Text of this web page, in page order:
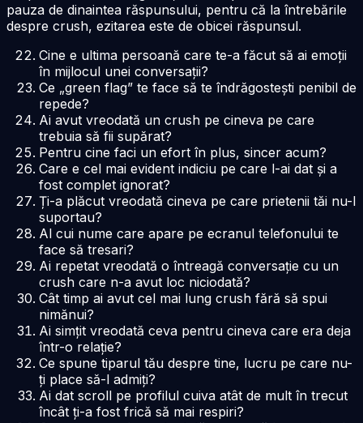
pauza de dinaintea răspunsului, pentru că la întrebările
despre crush, ezitarea este de obicei răspunsul.
Cine e ultima persoană care te-a făcut să ai emoții
în mijlocul unei conversații?
Ce „green flag” te face să te îndrăgostești penibil de
repede?
Ai avut vreodată un crush pe cineva pe care
trebuia să fii supărat?
Pentru cine faci un efort în plus, sincer acum?
Care e cel mai evident indiciu pe care l-ai dat și a
fost complet ignorat?
Ți-a plăcut vreodată cineva pe care prietenii tăi nu-l
suportau?
Al cui nume care apare pe ecranul telefonului te
face să tresari?
Ai repetat vreodată o întreagă conversație cu un
crush care n-a avut loc niciodată?
Cât timp ai avut cel mai lung crush fără să spui
nimănui?
Ai simțit vreodată ceva pentru cineva care era deja
într-o relație?
Ce spune tiparul tău despre tine, lucru pe care nu-
ți place să-l admiți?
Ai dat scroll pe profilul cuiva atât de mult în trecut
încât ți-a fost frică să mai respiri?